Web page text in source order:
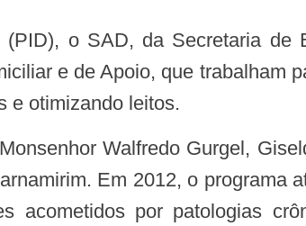
e de Apoio, que trabalham
e otimizando leitos.
Em 2012, o programa
acometidos por patologias